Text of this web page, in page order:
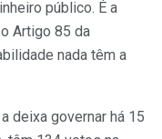
público. É a
Artigo 85 da
nada têm a
deixa governar há 15